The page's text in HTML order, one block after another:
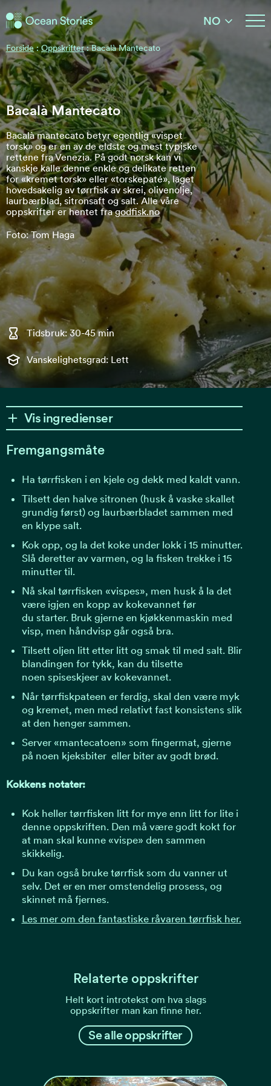
Ocean Stories
Ocean Stories
NO
Forside:Oppskrifter:Bacalà Mantecato
Bacalà Mantecato
Bacalà mantecato betyr egentlig «vispet
torsk» og er en av de eldste og mest typiske
rettene fra Venezia. På godt norsk kan vi
kanskje kalle denne enkle og delikate retten
for «kremet torsk» eller «torskepaté», laget
hovedsakelig av tørrfisk av skrei, olivenolje,
laurbærblad, sitronsaft og salt. Alle våre
oppskrifter er hentet fragodfisk.no
Foto: Tom Haga
Tidsbruk: 30-45 min
Vanskelighetsgrad: Lett
Vis ingredienser
Fremgangsmåte
Ha tørrfisken i en kjele og dekk med kaldt vann.
Tilsett den halve sitronen (husk å vaske skallet
grundig først) og laurbærbladet sammen med
en klype salt.
Kok opp, og la det koke under lokk i 15 minutter.
Slå deretter av varmen, og la fisken trekke i 15
minutter til.
Nå skal tørrfisken «vispes», men husk å la det
være igjen en kopp av kokevannet før
du starter. Bruk gjerne en kjøkkenmaskin med
visp, men håndvisp går også bra.
Tilsett oljen litt etter litt og smak til med salt. Blir
blandingen for tykk, kan du tilsette
noen spiseskjeer av kokevannet.
Når tørrfiskpateen er ferdig, skal den være myk
og kremet, men med relativt fast konsistens slik
at den henger sammen.
Server «mantecatoen» som fingermat, gjerne
på noen kjeksbiter eller biter av godt brød.
Kokkens notater:
Kok heller tørrfisken litt for mye enn litt for lite i
denne oppskriften. Den må være godt kokt for
at man skal kunne «vispe» den sammen
skikkelig.
Du kan også bruke tørrfisk som du vanner ut
selv. Det er en mer omstendelig prosess, og
skinnet må fjernes.
Les mer om den fantastiske råvaren tørrfisk her.
Relaterte oppskrifter
Helt kort introtekst om hva slags
oppskrifter man kan finne her.
Se alle oppskrifter